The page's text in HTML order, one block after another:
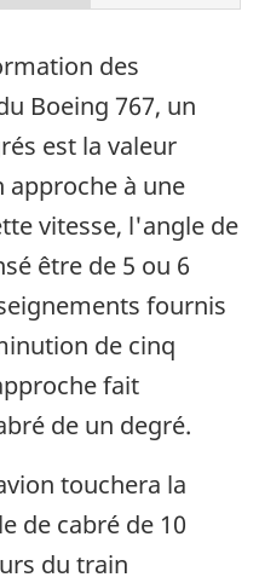
des
Boeing 767, un
est la valeur
à une
vitesse, l'angle de
être de 5 ou 6
fournis
de cinq
fait
de un degré.
touchera la
de cabré de 10
du train